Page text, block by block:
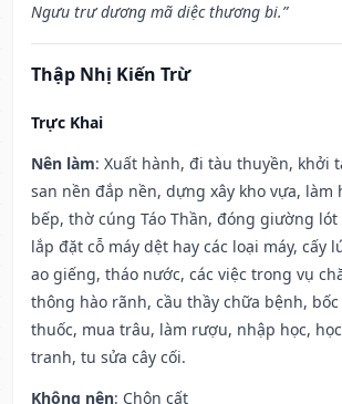
Ngưu trư dương mã diệc thương bi.”
Thập Nhị Kiến Trừ
Trực Khai
Nên làm: Xuất hành, đi tàu thuyền, khởi
san nền đắp nền, dựng xây kho vựa, làm
bếp, thờ cúng Táo Thần, đóng giường
lắp đặt cỗ máy dệt hay các loại máy, cấy
ao giếng, tháo nước, các việc trong vụ
thông hào rãnh, cầu thầy chữa bệnh,
thuốc, mua trâu, làm rượu, nhập học,
tranh, tu sửa cây cối.
Không nên: Chôn cất